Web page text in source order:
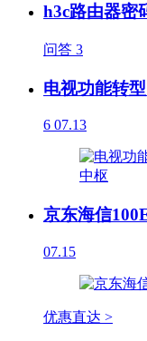
h3c路由器密
问答 3
电视功能转
6 07.13
京东海信
07.15
优惠直达 >